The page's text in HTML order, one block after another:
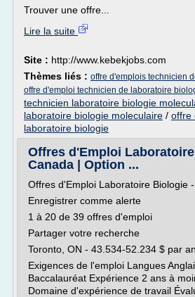
Trouver une offre...
Lire la suite
Site : http://www.kebekjobs.com
Thèmes liés : offre d'emplois technicien
offre d'emploi technicien de laboratoire
technicien laboratoire biologie
laboratoire biologie moleculaire / offre
laboratoire biologie
Offres d'Emploi
Canada | Option ...
Offres d'Emploi Laboratoire Biologie
Enregistrer comme alerte
1 à 20 de 39 offres d'emploi
Partager votre recherche
Toronto, ON - 43.534-52.234 $ par an
Exigences de l'emploi Langues
Baccalauréat Expérience 2 ans à
Domaine d'expérience de travail